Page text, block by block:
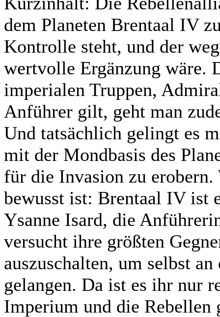
dem Planeten Brentaal IV
Kontrolle steht, und der
wertvolle Ergänzung wäre.
imperialen Truppen,
Anführer gilt, geht man
Und tatsächlich gelingt es
mit der Mondbasis des
für die Invasion zu
bewusst ist: Brentaal IV ist
Ysanne Isard, die
versucht ihre größten
auszuschalten, um selbst
gelangen. Da ist es ihr nur
Imperium und die Rebellen